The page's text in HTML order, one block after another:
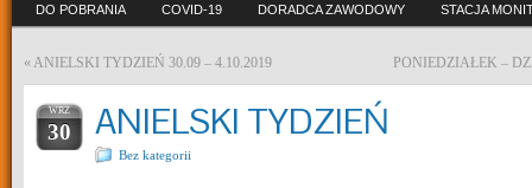
DO POBRANIA COVID-19 DORADCA ZAWODOWY STACJA
« ANIELSKI TYDZIEŃ 30.09 – 4.10.2019 PONIEDZIAŁEK –
WRZ
30 ANIELSKI TYDZIEŃ
Bez kategorii